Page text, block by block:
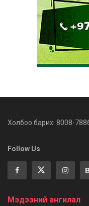
Холбоо барих: 8008-
Follow Us
Мэдээний ангилал